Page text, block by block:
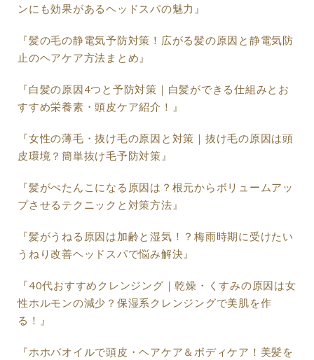
ンにも効果があるヘッドスパの魅力』
『髪の毛の静電気予防対策！広がる髪の原因と静電気防
止のヘアケア方法まとめ』
『白髪の原因4つと予防対策｜白髪ができる仕組みとお
すすめ栄養素・頭皮ケア紹介！』
『女性の薄毛・抜け毛の原因と対策｜抜け毛の原因は頭
皮環境？簡単抜け毛予防対策』
『髪がぺたんこになる原因は？根元からボリュームアッ
プさせるテクニックと対策方法』
『髪がうねる原因は加齢と湿気！？梅雨時期に受けたい
うねり改善ヘッドスパで悩み解決』
『40代おすすめクレンジング｜乾燥・くすみの原因は女
性ホルモンの減少？保湿系クレンジングで美肌を作
る！』
『ホホバオイルで頭皮・ヘアケア＆ボディケア！美髪を